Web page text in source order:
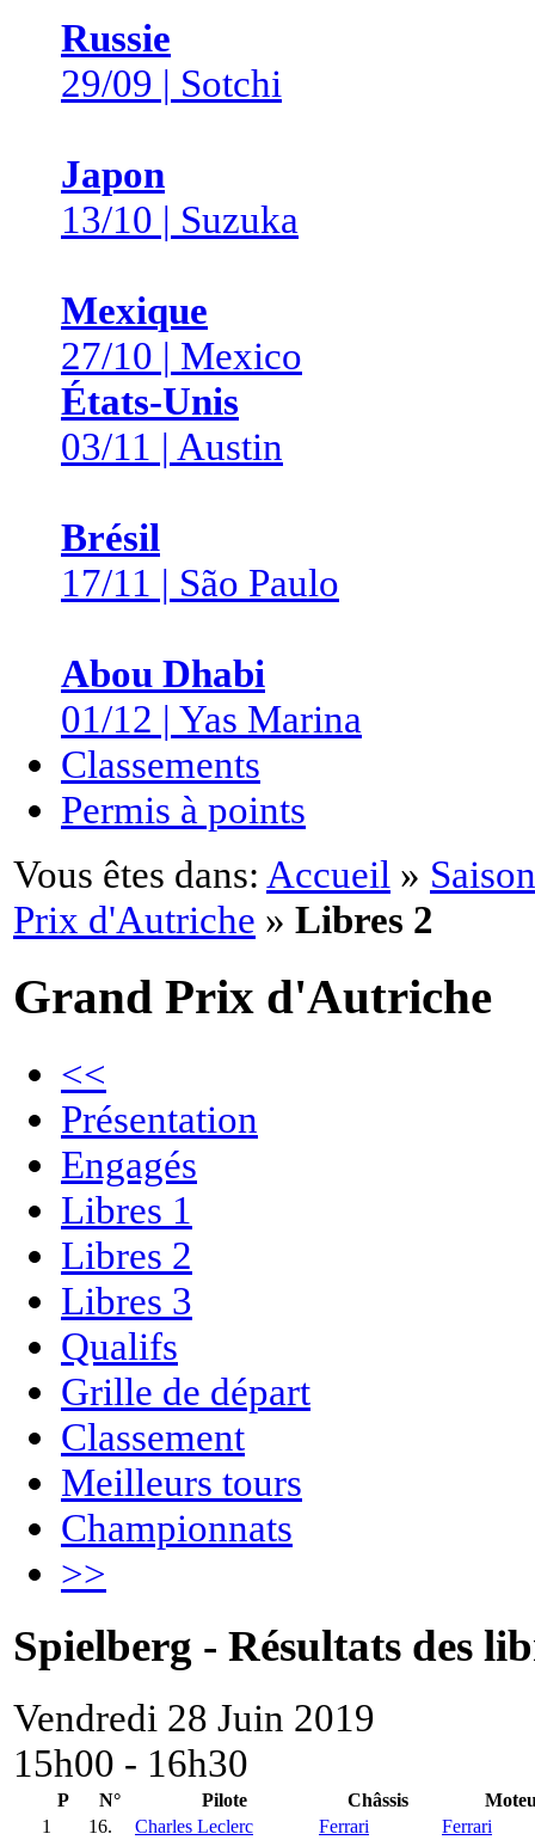
Russie
29/09 | Sotchi
Japon
13/10 | Suzuka
Mexique
27/10 | Mexico
États-Unis
03/11 | Austin
Brésil
17/11 | São Paulo
Abou Dhabi
01/12 | Yas Marina
Classements
Permis à points
Vous êtes dans: Accueil »
Prix d'Autriche » Libres 2
Grand Prix d'Autriche
<<
Présentation
Engagés
Libres 1
Libres 2
Libres 3
Qualifs
Grille de départ
Classement
Meilleurs tours
Championnats
>>
Spielberg - Résultats des
Vendredi 28 Juin 2019
15h00 - 16h30
P N° Pilote Châssis
1
16. Charles Leclerc Ferrari
Ferrari